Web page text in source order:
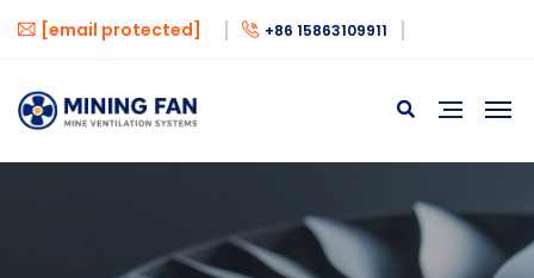
[email protected] +86 15863109911